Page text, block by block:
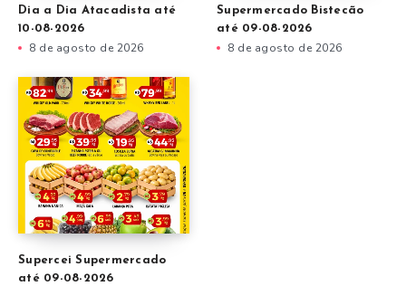
Dia a Dia Atacadista até
10-08-2026
8 de agosto de 2026
Supermercado Bistecão
até 09-08-2026
8 de agosto de 2026
Supercei Supermercado
até 09-08-2026